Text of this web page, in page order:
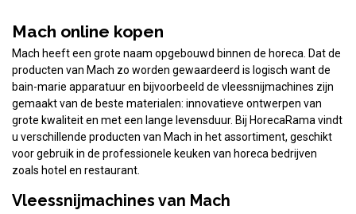
Mach online kopen
Mach heeft een grote naam opgebouwd binnen de horeca. Dat de
producten van Mach zo worden gewaardeerd is logisch want de
bain-marie apparatuur en bijvoorbeeld de vleessnijmachines zijn
gemaakt van de beste materialen: innovatieve ontwerpen van
grote kwaliteit en met een lange levensduur. Bij HorecaRama vindt
u verschillende producten van Mach in het assortiment, geschikt
voor gebruik in de professionele keuken van horeca bedrijven
zoals hotel en restaurant.
Vleessnijmachines van Mach